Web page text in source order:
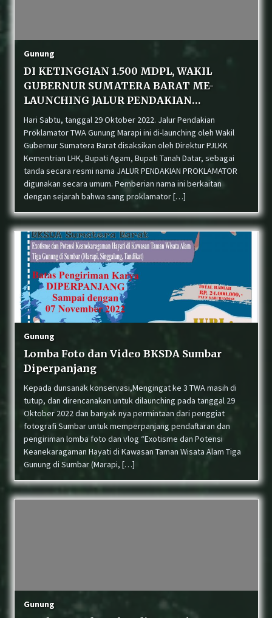
Perkuat Sinergi, Balai KSDA Sumatera Barat dan
Dinas PUPR Kepulauan Mentawai Sepakati RKT
Tahun Ke-5 Peningkatan Jalan Strategis
Warga Dadok Tunggul Hitam Padang Serahkan
Anak Elang Tikus “Sikok” yang Terjatuh ke
BKSDA Sumbar
Sinergi Konservasi: BKSDA Sumbar, COP, dan LK
Kandi Periksa Kesehatan Harimau Sumatera
Sindikat Perdagangan Satwa Dilindungi Tapir
di Pasaman Masuk Meja Hijau
BKSDA Sumbar Tangani Konflik Beruang Madu
yang Resahkan Warga di Lubuk Sikaping
Wujud Akuntabilitas: Transparansi Kinerja
Lemas di Dekat Trafo, Satwa Lutung di Pasar
Usang Berhasil Dievakuasi BKSDA Sumbar
Konflik Satwa di Sijunjung: Beruang Madu
Penghalauan
Gunung
DI KETINGGIAN 1.500 MDPL, WAKIL
GUBERNUR SUMATERA BARAT ME-
LAUNCHING JALUR PENDAKIAN
PROKLAMATOR TWA GUNUNG MARAPI
Hari Sabtu, tanggal 29 Oktober 2022. Jalur Pendakian
Proklamator TWA Gunung Marapi ini di-launching oleh Wakil
Gubernur Sumatera Barat disaksikan oleh Direktur PJLKK
Kementrian LHK, Bupati Agam, Bupati Tanah Datar, sebagai
tanda secara resmi nama JALUR PENDAKIAN PROKLAMATOR
digunakan secara umum. Pemberian nama ini berkaitan
dengan sejarah bahwa sang proklamator […]
Gunung
Lomba Foto dan Video BKSDA Sumbar
Diperpanjang
Kepada dunsanak konservasi,Mengingat ke 3 TWA masih di
tutup, dan direncanakan untuk dilaunching pada tanggal 29
Oktober 2022 dan banyak nya permintaan dari penggiat
fotografi Sumbar untuk memperpanjang pendaftaran dan
pengiriman lomba foto dan vlog “Exotisme dan Potensi
Keanekaragaman Hayati di Kawasan Taman Wisata Alam Tiga
Gunung di Sumbar (Marapi, […]
Gunung